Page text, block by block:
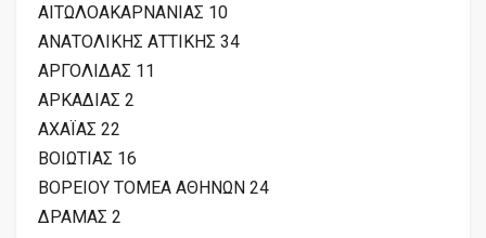
ΑΙΤΩΛΟΑΚΑΡΝΑΝΙΑΣ 10
ΑΝΑΤΟΛΙΚΗΣ ΑΤΤΙΚΗΣ 34
ΑΡΓΟΛΙΔΑΣ 11
ΑΡΚΑΔΙΑΣ 2
ΑΧΑΪΑΣ 22
ΒΟΙΩΤΙΑΣ 16
ΒΟΡΕΙΟΥ ΤΟΜΕΑ ΑΘΗΝΩΝ 24
ΔΡΑΜΑΣ 2